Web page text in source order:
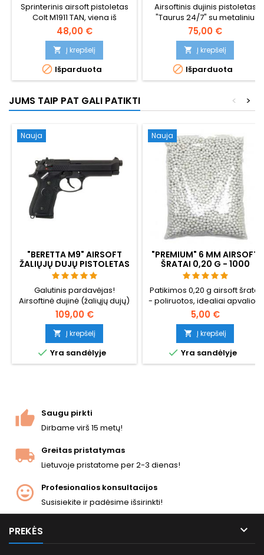
Sprinterinis airsoft pistoletas
Colt M1911 TAN, viena iš
tikroviškiausių spyruoklinių
kopijų - galinga, tiksli, maloni
laikyti ir paprasta naudoti.
Dykumos kamufliažas ir
bėgelis priedams tvirtinti.
48,00 €
 Į krepšelį
 Išparduota
Airsoftinis dujinis pistoletas
"Taurus 24/7" su metaliniu
užraktu. Naudojami CO2
šoviniai.
75,00 €
 Į krepšelį
 Išparduota
JUMS TAIP PAT GALI PATIKTI >
<
Nauja
"BERETTA M9" AIRSOFT
ŽALIŲJŲ DUJŲ PISTOLETAS
SU ATOVEIKSMIU (GBB)
Galutinis pardavėjas!
Airsoftinė dujinė (žaliųjų dujų)
"Beretta M9" kopija su dujine
atbuline eiga (GBB) - šaudant
ginklas juda ir atšoka.
109,00 €
 Į krepšelį
 Yra sandėlyje
Nauja
"PREMIUM" 6 MM AIRSOFT
ŠRATAI 0,20 G - 1000
ŠOVINIŲ, BE UŽSTRIGIMO,
ŠAUDYMAS TIESIAI
Patikimos 0,20 g airsoft šratai
- poliruotos, idealiai apvalios,
patikimai paduodamos per
bet kokį šovinį. 1000 šovinių,
tinkamų "hi-caps", dujinėms
granatoms ir standartiniams
dėklams. Neužsikišimo
garantija, tiesus šaudymas.
5,00 €
 Į krepšelį
 Yra sandėlyje
Saugu pirkti
Dirbame virš 15 metų!
Greitas pristatymas
Lietuvoje pristatome per 2-3 dienas!
Profesionalios konsultacijos
Susisiekite ir padėsime išsirinkti!
PREKĖS 